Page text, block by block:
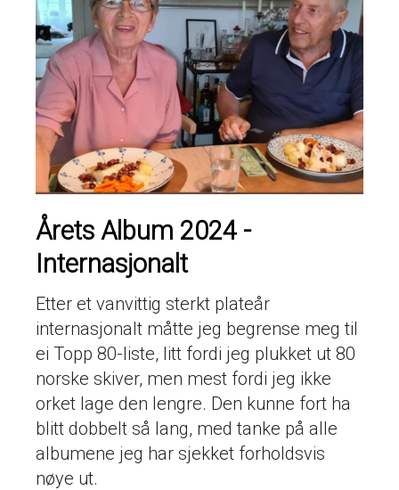
Årets Album 2024 -
Internasjonalt
Etter et vanvittig sterkt plateår
internasjonalt måtte jeg begrense meg til
ei Topp 80-liste, litt fordi jeg plukket ut 80
norske skiver, men mest fordi jeg ikke
orket lage den lengre. Den kunne fort ha
blitt dobbelt så lang, med tanke på alle
albumene jeg har sjekket forholdsvis
nøye ut.